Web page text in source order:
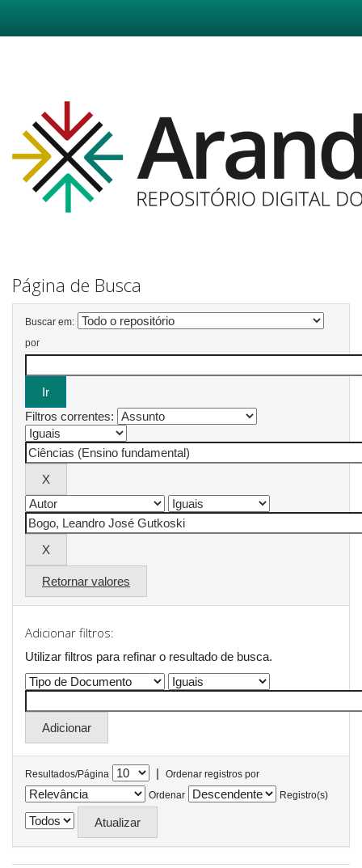
Página de Busca
Buscar em:
por
Filtros correntes:
Retornar valores
Adicionar filtros:
Utilizar filtros para refinar o resultado de busca.
Resultados/Página |
Ordenar registros por
Ordenar
Registro(s)